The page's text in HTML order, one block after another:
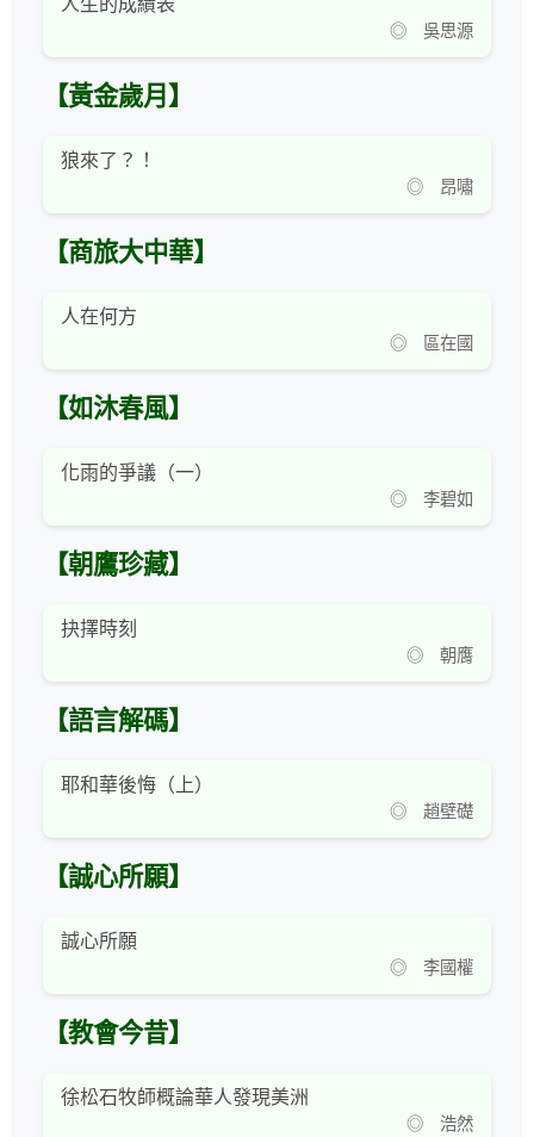
人生的成績表
◎ 吳思源
【黃金歲月】
狼來了？！
◎ 昂嘯
【商旅大中華】
人在何方
◎ 區在國
【如沐春風】
化雨的爭議（一）
◎ 李碧如
【朝鷹珍藏】
抉擇時刻
◎ 朝膺
【語言解碼】
耶和華後悔（上）
◎ 趙壁礎
【誠心所願】
誠心所願
◎ 李國權
【教會今昔】
徐松石牧師概論華人發現美洲
◎ 浩然